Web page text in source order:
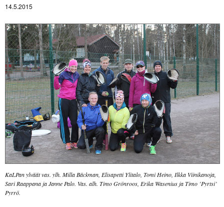
14.5.2015
KaLPan ylväät vas. ylh. Milla Bäckman, Elisapetti Ylitalo, Tomi Heino, Ilkka Viinikanoja,
Sari Raappana ja Janne Palo. Vas. alh. Timo Grönroos, Erika Wasenius ja Timo ’Pyrtsi’
Pyrrö.